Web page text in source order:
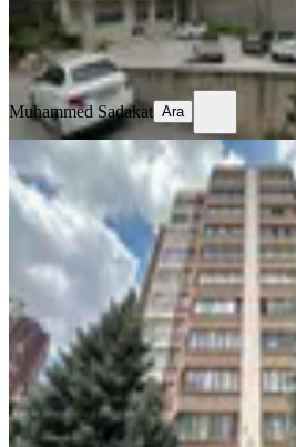
Muhammed Sadakat
Ara
Muhammed Sadakat Ara
Satılık,prestijli
Geniş 5+1
Çankaya, Oran
5+1 ·260 m²·3. Kat
25.500.000 ₺
ROYAL BROKERSBerivan özkan